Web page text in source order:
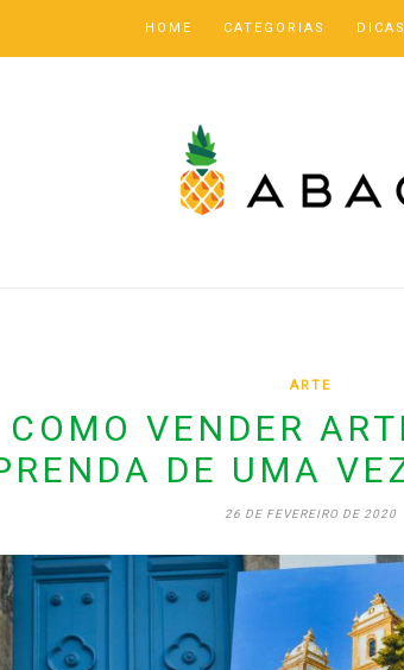
HOME CATEGORIAS DICAS
ARTE
COMO VENDER
DE UMA
26 DE FEVEREIRO DE 2020